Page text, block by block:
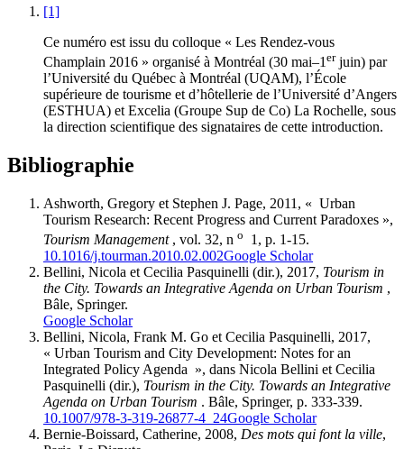
[1]
Ce numéro est issu du colloque « Les Rendez-vous
Champlain 2016 » organisé à Montréal (30 mai–1 erjuin) par
l’Université du Québec à Montréal (UQAM), l’École
supérieure de tourisme et d’hôtellerie de l’Université d’Angers
(ESTHUA) et Excelia (Groupe Sup de Co) La Rochelle, sous
la direction scientifique des signataires de cette introduction.
Bibliographie
Ashworth, Gregory et Stephen J. Page, 2011, « Urban
Tourism Research: Recent Progress and Current Paradoxes »,
Tourism Management, vol. 32, n o
1, p. 1‑15.
10.1016/j.tourman.2010.02.002Google Scholar
Bellini, Nicola et Cecilia Pasquinelli (dir.), 2017, Tourism in
the City. Towards an Integrative Agenda on Urban Tourism ,
Bâle, Springer.
Google Scholar
Bellini, Nicola, Frank M. Go et Cecilia Pasquinelli, 2017,
« Urban Tourism and City Development: Notes for an
Integrated Policy Agenda », dans Nicola Bellini et Cecilia
Pasquinelli (dir.), Tourism in the City. Towards an Integrative
Agenda on Urban Tourism . Bâle, Springer, p. 333‑339.
10.1007/978-3-319-26877-4_24Google Scholar
Bernie-Boissard, Catherine, 2008, Des mots qui font la ville,